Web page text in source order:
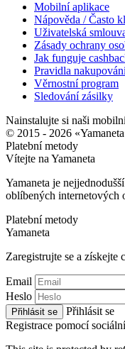
Mobilní aplikace
Nápověda / Často
Uživatelská
Zásady ochrany
Jak funguje
Pravidla
Věrnostní program
Sledování zásilky
Nainstalujte si naši
© 2015 - 2026
Platební metody
Vítejte na Yamaneta
Yamaneta je
oblíbených internetových
Platební metody
Yamaneta
Zaregistrujte se a získejte
Email
Heslo
Přihlásit se
Přihlásit se
Registrace pomocí